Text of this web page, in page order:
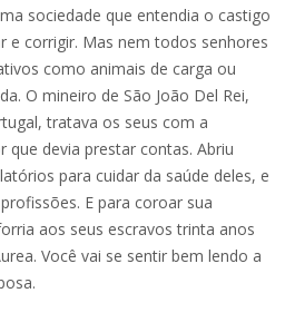
sociedade que entendia o castigo
e corrigir. Mas nem todos senhores
como animais de carga ou
O mineiro de São João Del Rei,
tratava os seus com a
que devia prestar contas. Abriu
para cuidar da saúde deles, e
E para coroar sua
aos seus escravos trinta anos
Você vai se sentir bem lendo a